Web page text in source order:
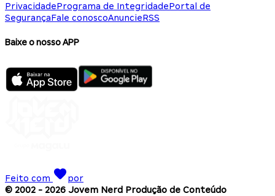
PrivacidadePrograma de IntegridadePortal de
SegurançaFale conoscoAnuncieRSS
Baixe o nosso APP
Feito com
por
© 2002 - 2026 Jovem Nerd Produção de Conteúdo